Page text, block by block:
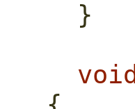
  }
void